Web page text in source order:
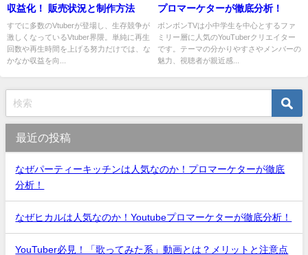
収益化！ 販売状況と制作方法
すでに多数のVtuberが登場し、生存競争が
激しくなっているVtuber界隈。単純に再生
回数や再生時間を上げる努力だけでは、な
かなか収益を向...
プロマーケターが徹底分析！
ボンボンTVは小中学生を中心とするファ
ミリー層に人気のYouTuberクリエイター
です。テーマの分かりやすさやメンバーの
魅力、視聴者が親近感...
最近の投稿
なぜパーティーキッチンは人気なのか！プロマーケターが徹底
分析！
なぜヒカルは人気なのか！Youtubeプロマーケターが徹底分析！
YouTuber必見！「歌ってみた系」動画とは？メリットと注意点